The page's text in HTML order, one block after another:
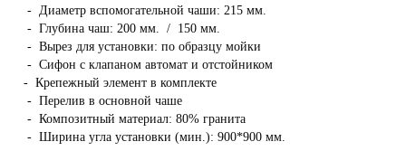
- Диаметр вспомогательной чаши: 215 мм.
- Глубина чаш: 200 мм. / 150 мм.
- Вырез для установки: по образцу мойки
- Сифон с клапаном автомат и отстойником
- Крепежный элемент в комплекте
- Перелив в основной чаше
- Композитный материал: 80% гранита
- Ширина угла установки (мин.): 900*900 мм.